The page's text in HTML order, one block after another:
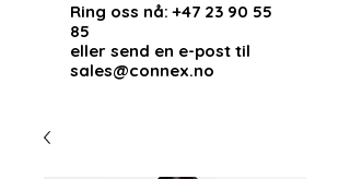
Ring oss nå:+47 23 90 55
85
eller send en e-post til
sales@connex.no